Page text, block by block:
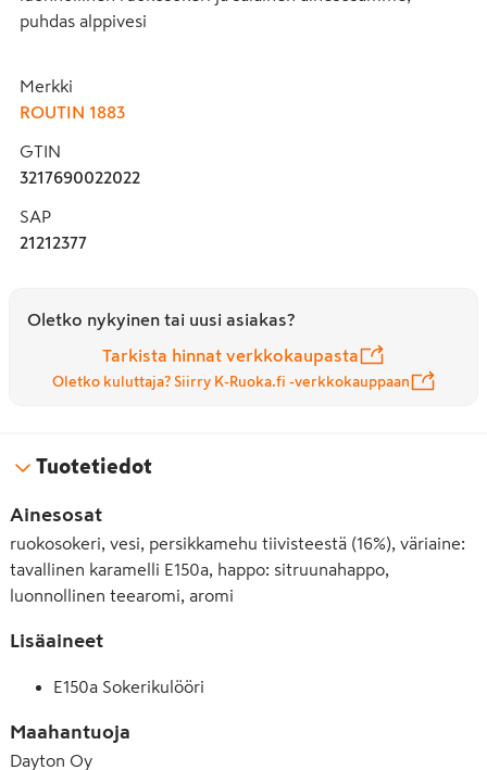
puhdas alppivesi
Merkki
ROUTIN 1883
GTIN
3217690022022
SAP
21212377
Oletko nykyinen tai uusi asiakas?
Tarkista hinnat verkkokaupasta
Oletko kuluttaja? Siirry K-Ruoka.fi -verkkokauppaan
Tuotetiedot
Ainesosat
ruokosokeri, vesi, persikkamehu tiivisteestä (16%), väriaine:
tavallinen karamelli E150a, happo: sitruunahappo,
luonnollinen teearomi, aromi
Lisäaineet
E150a Sokerikulööri
Maahantuoja
Dayton Oy